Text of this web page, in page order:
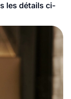
les détails ci-